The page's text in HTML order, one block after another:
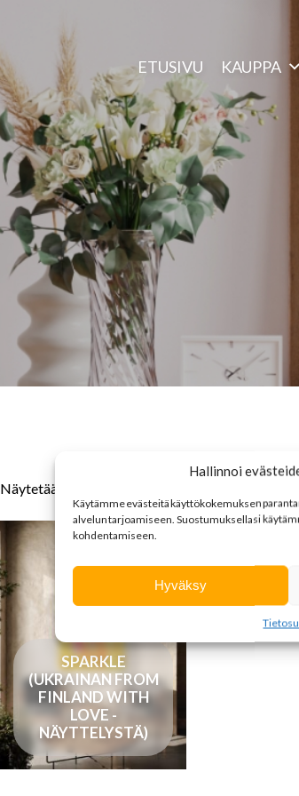
Hallinnoi
Käytämmeevästeitäkäyttökokemuksen
alveluntarjoamiseen Suostumuksellasi
kohdentamiseen.
Hyväksy
ETUSIVU KAUPPA
Näytetään ainoa tulos
SPARKLE
(UKRAINAN FROM
FINLAND WITH
LOVE -
NÄYTTELYSTÄ)